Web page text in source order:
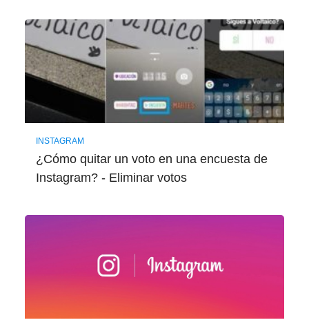
INSTAGRAM
¿Cómo quitar un voto en una encuesta de
Instagram? - Eliminar votos